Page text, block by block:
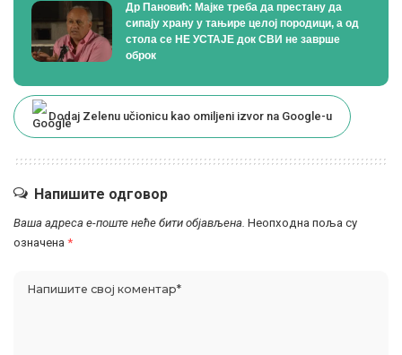
Др Пановић: Мајке треба да престану да
сипају храну у тањире целој породици, а од
стола се НЕ УСТАЈЕ док СВИ не заврше
оброк
Dodaj Zelenu učionicu kao omiljeni izvor na Google-u
Напишите одговор
Ваша адреса е-поште неће бити објављена. Неопходна поља су
означена *